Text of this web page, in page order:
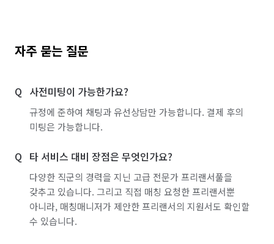
자주 묻는 질문
사전미팅이 가능한가요?
규정에 준하여 채팅과 유선상담만 가능합니다. 결제 후의
미팅은 가능합니다.
타 서비스 대비 장점은 무엇인가요?
다양한 직군의 경력을 지닌 고급 전문가 프리랜서풀을
갖추고 있습니다. 그리고 직접 매칭 요청한 프리랜서뿐
아니라, 매칭매니저가 제안한 프리랜서의 지원서도 확인할
수 있습니다.